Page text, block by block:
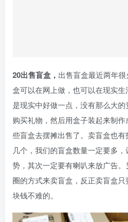
20出售盲盒， 出售盲盒最近两年
盒可以在网上做，也可以在现实
是现实中好做一点，没有那么大
购买礼物，然后用盒子装起来制
些盲盒去摆摊出售了。卖盲盒也
几个，我们的盲盒数量一定要多
势，其次一定要有喇叭来放广告
圈的方式来卖盲盒，反正卖盲盒
块钱不难的。